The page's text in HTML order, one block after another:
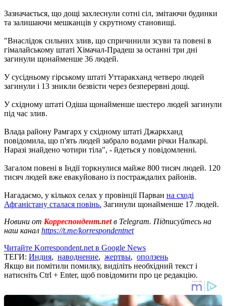
Зазначається, що дощі захлеснули сотні сіл, змітаючи будинки
та залишаючи мешканців у скрутному становищі.
"Внаслідок сильних злив, що спричинили зсуви та повені в
гімалайському штаті Хімачал-Прадеш за останні три дні
загинули щонайменше 36 людей.
У сусідньому гірському штаті Уттаракханд четверо людей
загинули і 13 зникли безвісти через безперервні дощі.
У східному штаті Одіша щонайменше шестеро людей загинули
під час злив.
Влада району Рамгарх у східному штаті Джаркханд
повідомила, що п'ять людей забрало водами річки Налкарі.
Наразі знайдено чотири тіла", - йдеться у повідомленні.
Загалом повені в Індії торкнулися майже 800 тисяч людей. 120
тисяч людей вже евакуйовано із постраждалих районів.
Нагадаємо, у кількох селах у провінції Парван на сході
Афганістану сталася повінь. Загинули щонайменше 17 людей.
Новини от Корреспондент.netв Telegram. Підписуйтесь на
наш канал https://t.me/korrespondentnet
Читайте Korrespondent.net в Google News
ТЕГИ: Индия, наводнение, жертвы, оползень
Якщо ви помітили помилку, виділіть необхідний текст і
натисніть Ctrl + Enter, щоб повідомити про це редакцію.